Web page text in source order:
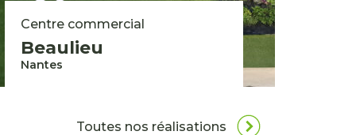
Centre commercial
Beaulieu
Nantes
Toutes nos réalisations